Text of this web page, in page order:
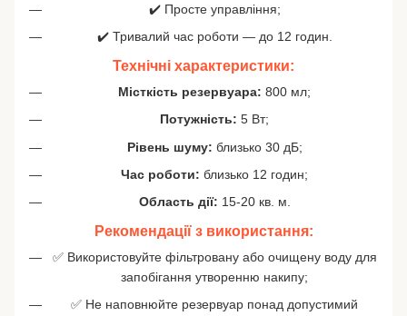
✔️ Просте управління;
✔️ Тривалий час роботи — до 12 годин.
Технічні характеристики:
Місткість резервуара: 800 мл;
Потужність: 5 Вт;
Рівень шуму: близько 30 дБ;
Час роботи: близько 12 годин;
Область дії: 15-20 кв. м.
Рекомендації з використання:
✅ Використовуйте фільтровану або очищену воду для
запобігання утворенню накипу;
✅ Не наповнюйте резервуар понад допустимий